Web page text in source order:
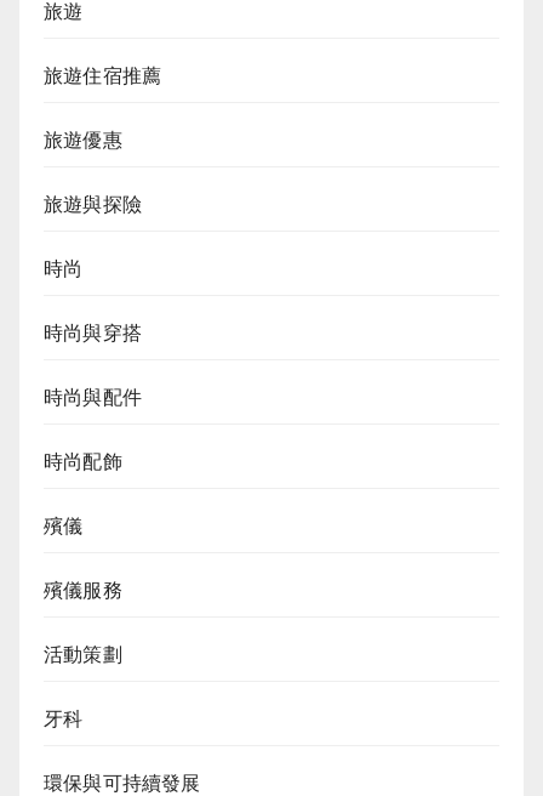
旅遊
旅遊住宿推薦
旅遊優惠
旅遊與探險
時尚
時尚與穿搭
時尚與配件
時尚配飾
殯儀
殯儀服務
活動策劃
牙科
環保與可持續發展